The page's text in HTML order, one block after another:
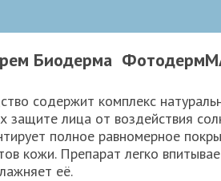
Биодерма
содержит комплекс
защите лица от воздействия
полное равномерное
кожи. Препарат легко
её.